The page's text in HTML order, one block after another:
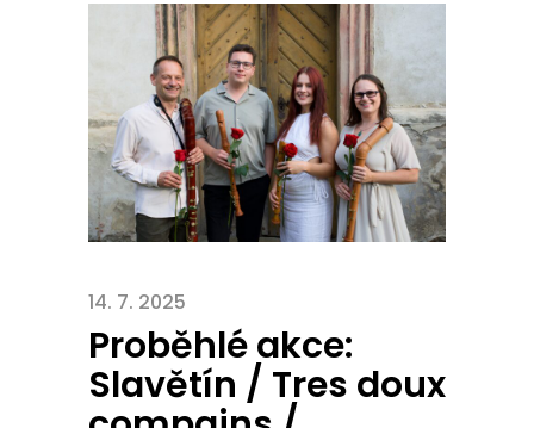
14. 7. 2025
Proběhlé akce:
Slavětín / Tres doux